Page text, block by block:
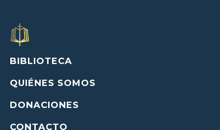
BIBLIOTECA
QUIÉNES SOMOS
DONACIONES
CONTACTO